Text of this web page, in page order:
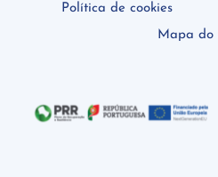
Política de cookies
Mapa do